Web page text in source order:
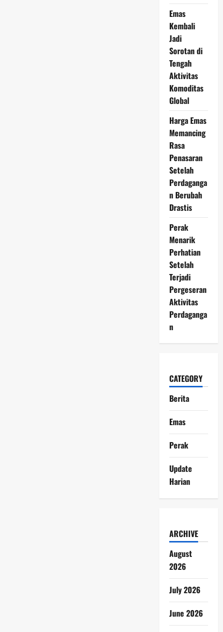
Emas
Kembali
Jadi
Sorotan di
Tengah
Aktivitas
Komoditas
Global
Harga Emas
Memancing
Rasa
Penasaran
Setelah
Perdaganga
n Berubah
Drastis
Perak
Menarik
Perhatian
Setelah
Terjadi
Pergeseran
Aktivitas
Perdaganga
n
CATEGORY
Berita
Emas
Perak
Update
Harian
ARCHIVE
August
2026
July 2026
June 2026